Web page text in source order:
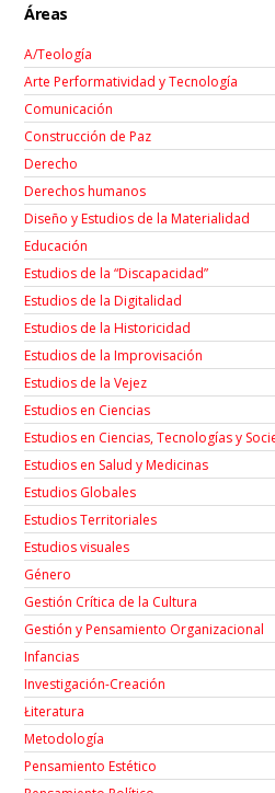
Áreas
A/Teología
Arte Performatividad y Tecnología
Comunicación
Construcción de Paz
Derecho
Derechos humanos
Diseño y Estudios de la Materialidad
Educación
Estudios de la “Discapacidad”
Estudios de la Digitalidad
Estudios de la Historicidad
Estudios de la Improvisación
Estudios de la Vejez
Estudios en Ciencias
Estudios en Ciencias, Tecnologías y
Estudios en Salud y Medicinas
Estudios Globales
Estudios Territoriales
Estudios visuales
Género
Gestión Crítica de la Cultura
Gestión y Pensamiento Organizacional
Infancias
Investigación-Creación
Łiteratura
Metodología
Pensamiento Estético